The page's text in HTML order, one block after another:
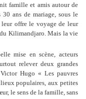
famille et amis autour de
ans de mariage, sous le
offre le voyage de leur
Kilimandjaro. Mais la vie
mise en scène, acteurs
relever deux grandes
Hugo « Les pauvres
populaires, aux petites
le sens de la famille, sans